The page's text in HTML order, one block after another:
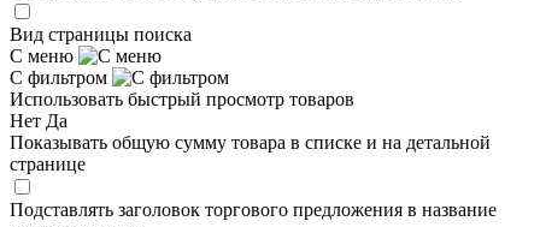
Вид страницы поиска
С меню
С фильтром
Использовать быстрый просмотр товаров
Нет Да
Показывать общую сумму товара в списке и на детальной
странице
Подставлять заголовок торгового предложения в название